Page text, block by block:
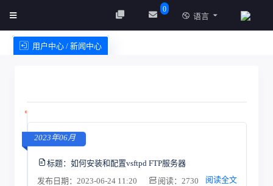
0
语言
用户中心 / 新闻中心
2023年06月
标题： 如何安装和配置vsftpd FTP服务器
发布日期：2023-06-24 11:20
阅读：2730 阅读全文